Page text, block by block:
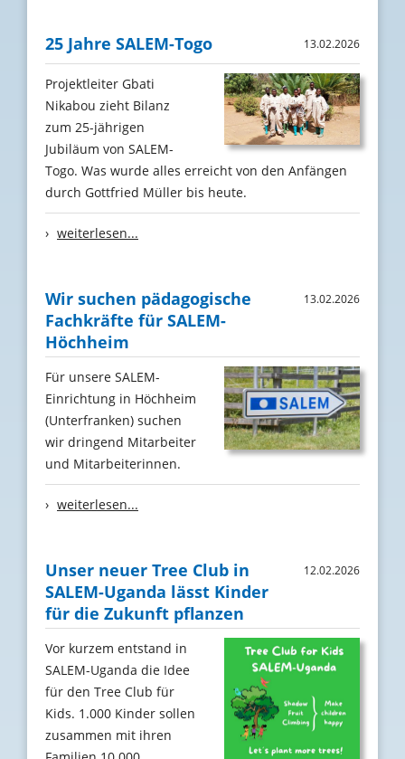
25 Jahre SALEM-Togo 13.02.2026
Projektleiter Gbati
Nikabou zieht Bilanz
zum 25-jährigen
Jubiläum von SALEM-
Togo. Was wurde alles erreicht von den Anfängen
durch Gottfried Müller bis heute.
› weiterlesen...
Wir suchen pädagogische
Fachkräfte für SALEM-
Höchheim
13.02.2026
Für unsere SALEM-
Einrichtung in Höchheim
(Unterfranken) suchen
wir dringend Mitarbeiter
und Mitarbeiterinnen.
› weiterlesen...
Unser neuer Tree Club in
SALEM-Uganda lässt Kinder
für die Zukunft pflanzen
12.02.2026
Vor kurzem entstand in
SALEM-Uganda die Idee
für den Tree Club für
Kids. 1.000 Kinder sollen
zusammen mit ihren